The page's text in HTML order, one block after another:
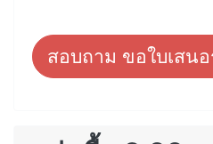
สอบถาม ขอใบเสนอ